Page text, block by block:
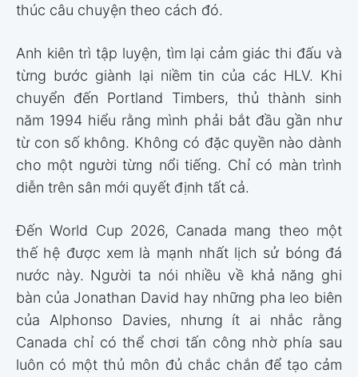
thúc câu chuyện theo cách đó.
Anh kiên trì tập luyện, tìm lại cảm giác thi đấu và
từng bước giành lại niềm tin của các HLV. Khi
chuyển đến Portland Timbers, thủ thành sinh
năm 1994 hiểu rằng mình phải bắt đầu gần như
từ con số không. Không có đặc quyền nào dành
cho một người từng nổi tiếng. Chỉ có màn trình
diễn trên sân mới quyết định tất cả.
Đến World Cup 2026, Canada mang theo một
thế hệ được xem là mạnh nhất lịch sử bóng đá
nước này. Người ta nói nhiều về khả năng ghi
bàn của Jonathan David hay những pha leo biên
của Alphonso Davies, nhưng ít ai nhắc rằng
Canada chỉ có thể chơi tấn công nhờ phía sau
luôn có một thủ môn đủ chắc chắn để tạo cảm